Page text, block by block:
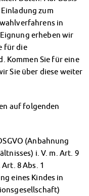
zum
in
erheben wir
für die
Kommen Sie für eine
Sie über diese weiter
auf folgenden
(Anbahnung
i. V. m. Art. 9
8 Abs. 1
eines Kindes in